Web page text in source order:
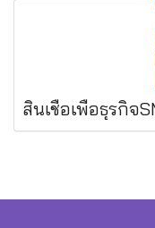
สินเชื่อเพื่อธุรกิจ